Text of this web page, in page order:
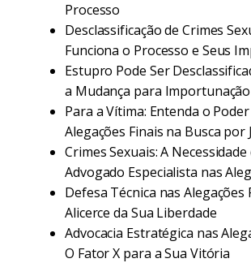
Processo
Desclassificação de Crimes
Funciona o Processo e Seus
Estupro Pode Ser
a Mudança para Importunação
Para a Vítima: Entenda o
Alegações Finais na Busca por
Crimes Sexuais: A
Advogado Especialista nas
Defesa Técnica nas Alegações
Alicerce da Sua Liberdade
Advocacia Estratégica nas
O Fator X para a Sua Vitória